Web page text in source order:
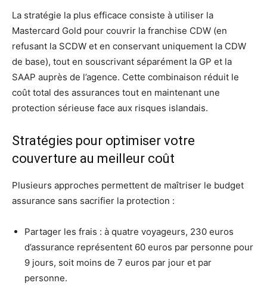
La stratégie la plus efficace consiste à utiliser la
Mastercard Gold pour couvrir la franchise CDW (en
refusant la SCDW et en conservant uniquement la CDW
de base), tout en souscrivant séparément la GP et la
SAAP auprès de l’agence. Cette combinaison réduit le
coût total des assurances tout en maintenant une
protection sérieuse face aux risques islandais.
Stratégies pour optimiser votre
couverture au meilleur coût
Plusieurs approches permettent de maîtriser le budget
assurance sans sacrifier la protection :
Partager les frais : à quatre voyageurs, 230 euros
d’assurance représentent 60 euros par personne pour
9 jours, soit moins de 7 euros par jour et par
personne.